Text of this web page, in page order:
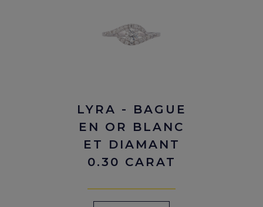
LYRA - BAGUE
EN OR BLANC
ET DIAMANT
0.30 CARAT